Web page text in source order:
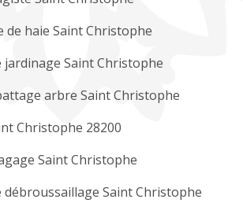
de haie Saint Christophe
jardinage Saint Christophe
arbre Saint Christophe
Christophe 28200
Saint Christophe
débroussaillage Saint Christophe